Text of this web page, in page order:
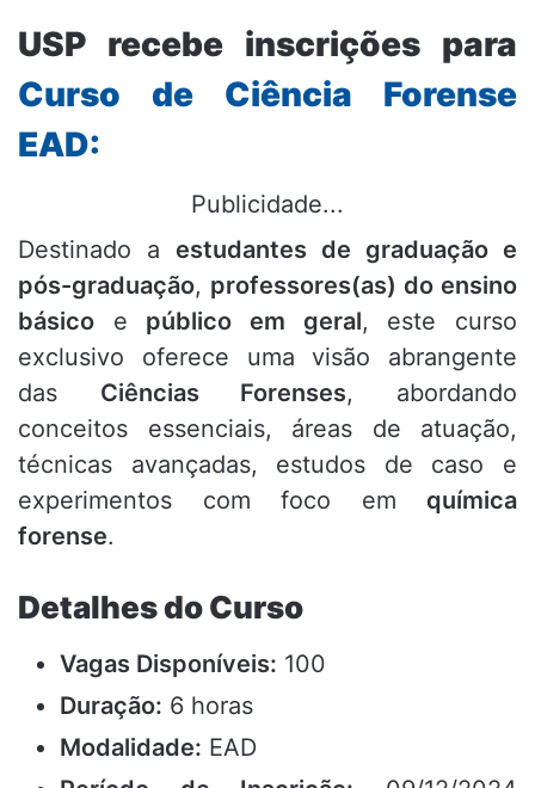
USP recebe inscrições para
Curso de Ciência Forense
EAD:
Publicidade...
Destinado a estudantes de graduação e
pós-graduação, professores(as) do ensino
básico e público em geral, este curso
exclusivo oferece uma visão abrangente
das Ciências Forenses, abordando
conceitos essenciais, áreas de atuação,
técnicas avançadas, estudos de caso e
experimentos com foco em química
forense.
Detalhes do Curso
Vagas Disponíveis: 100
Duração: 6 horas
Modalidade: EAD